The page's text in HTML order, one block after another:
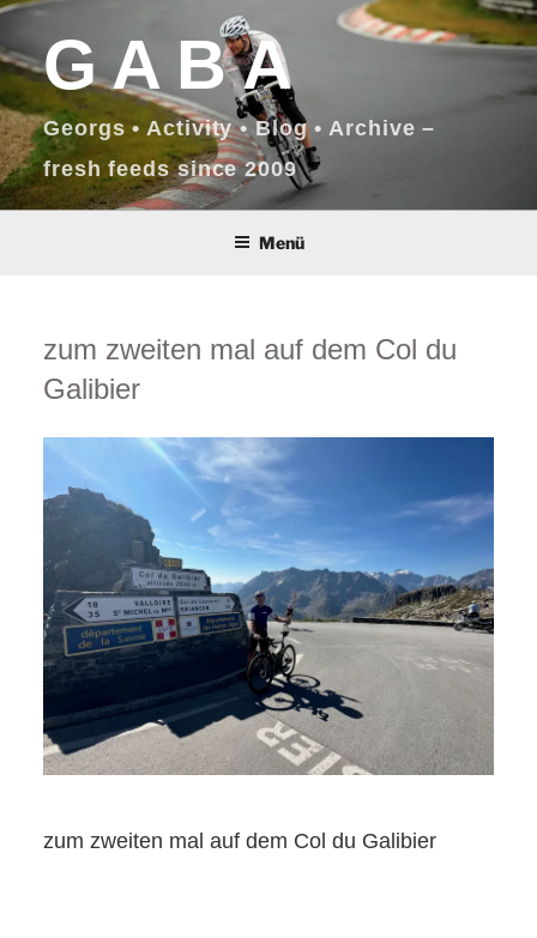
Zum
Inhalt
springenGABA
Georgs • Activity • Blog • Archive –
fresh feeds since 2009
Menü
zum zweiten mal auf dem Col du
Galibier
zum zweiten mal auf dem Col du Galibier